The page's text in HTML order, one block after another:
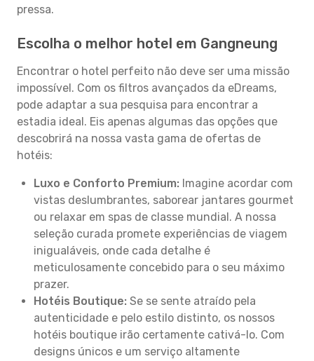
pressa.
Escolha o melhor hotel em Gangneung
Encontrar o hotel perfeito não deve ser uma missão
impossível. Com os filtros avançados da eDreams,
pode adaptar a sua pesquisa para encontrar a
estadia ideal. Eis apenas algumas das opções que
descobrirá na nossa vasta gama de ofertas de
hotéis:
Luxo e Conforto Premium: Imagine acordar com
vistas deslumbrantes, saborear jantares gourmet
ou relaxar em spas de classe mundial. A nossa
seleção curada promete experiências de viagem
inigualáveis, onde cada detalhe é
meticulosamente concebido para o seu máximo
prazer.
Hotéis Boutique: Se se sente atraído pela
autenticidade e pelo estilo distinto, os nossos
hotéis boutique irão certamente cativá-lo. Com
designs únicos e um serviço altamente